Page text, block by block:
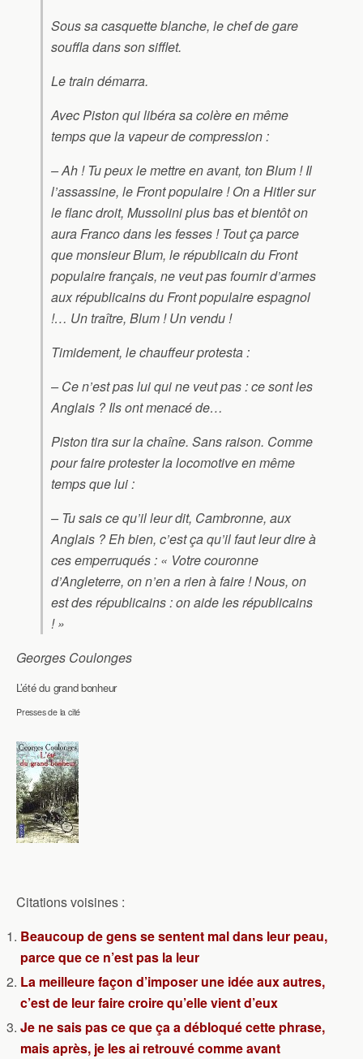
Sous sa casquette blanche, le chef de gare
souffla dans son sifflet.
Le train démarra.
Avec Piston qui libéra sa colère en même
temps que la vapeur de compression :
– Ah ! Tu peux le mettre en avant, ton Blum ! Il
l’assassine, le Front populaire ! On a Hitler sur
le flanc droit, Mussolini plus bas et bientôt on
aura Franco dans les fesses ! Tout ça parce
que monsieur Blum, le républicain du Front
populaire français, ne veut pas fournir d’armes
aux républicains du Front populaire espagnol
!… Un traître, Blum ! Un vendu !
Timidement, le chauffeur protesta :
– Ce n’est pas lui qui ne veut pas : ce sont les
Anglais ? Ils ont menacé de…
Piston tira sur la chaîne. Sans raison. Comme
pour faire protester la locomotive en même
temps que lui :
– Tu sais ce qu’il leur dit, Cambronne, aux
Anglais ? Eh bien, c’est ça qu’il faut leur dire à
ces emperruqués : « Votre couronne
d’Angleterre, on n’en a rien à faire ! Nous, on
est des républicains : on aide les républicains
! »
Georges Coulonges
L’été du grand bonheur
Presses de la cité
Citations voisines :
Beaucoup de gens se sentent mal dans leur peau,
parce que ce n’est pas la leur
La meilleure façon d’imposer une idée aux autres,
c’est de leur faire croire qu’elle vient d’eux
Je ne sais pas ce que ça a débloqué cette phrase,
mais après, je les ai retrouvé comme avant